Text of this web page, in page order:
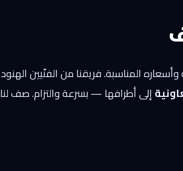
وأسعاره المناسبة. فريقنا من الفنّيين
إلى أطرافها — بسرعة والتزام. صف